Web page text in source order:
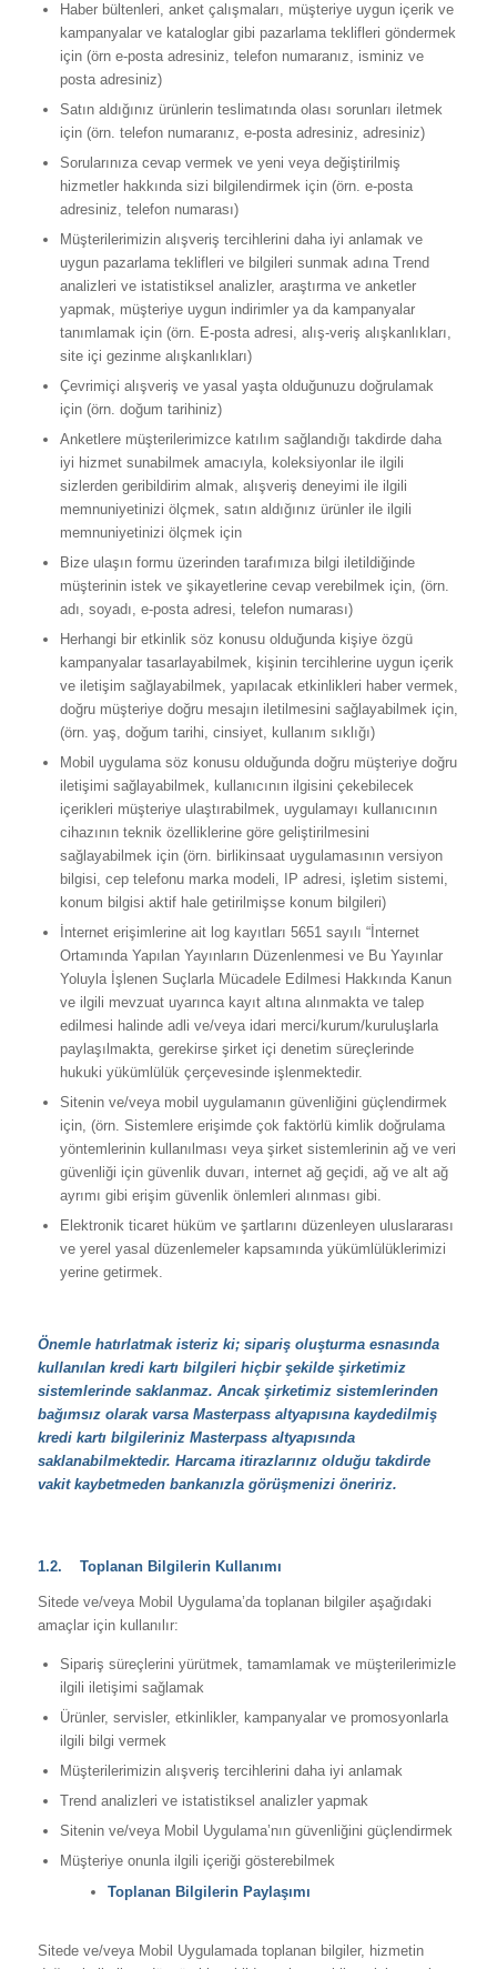
Haber bültenleri, anket çalışmaları, müşteriye uygun içerik ve
kampanyalar ve kataloglar gibi pazarlama teklifleri göndermek
için (örn e-posta adresiniz, telefon numaranız, isminiz ve
posta adresiniz)
Satın aldığınız ürünlerin teslimatında olası sorunları iletmek
için (örn. telefon numaranız, e-posta adresiniz, adresiniz)
Sorularınıza cevap vermek ve yeni veya değiştirilmiş
hizmetler hakkında sizi bilgilendirmek için (örn. e-posta
adresiniz, telefon numarası)
Müşterilerimizin alışveriş tercihlerini daha iyi anlamak ve
uygun pazarlama teklifleri ve bilgileri sunmak adına Trend
analizleri ve istatistiksel analizler, araştırma ve anketler
yapmak, müşteriye uygun indirimler ya da kampanyalar
tanımlamak için (örn. E-posta adresi, alış-veriş alışkanlıkları,
site içi gezinme alışkanlıkları)
Çevrimiçi alışveriş ve yasal yaşta olduğunuzu doğrulamak
için (örn. doğum tarihiniz)
Anketlere müşterilerimizce katılım sağlandığı takdirde daha
iyi hizmet sunabilmek amacıyla, koleksiyonlar ile ilgili
sizlerden geribildirim almak, alışveriş deneyimi ile ilgili
memnuniyetinizi ölçmek, satın aldığınız ürünler ile ilgili
memnuniyetinizi ölçmek için
Bize ulaşın formu üzerinden tarafımıza bilgi iletildiğinde
müşterinin istek ve şikayetlerine cevap verebilmek için, (örn.
adı, soyadı, e-posta adresi, telefon numarası)
Herhangi bir etkinlik söz konusu olduğunda kişiye özgü
kampanyalar tasarlayabilmek, kişinin tercihlerine uygun içerik
ve iletişim sağlayabilmek, yapılacak etkinlikleri haber vermek,
doğru müşteriye doğru mesajın iletilmesini sağlayabilmek için,
(örn. yaş, doğum tarihi, cinsiyet, kullanım sıklığı)
Mobil uygulama söz konusu olduğunda doğru müşteriye doğru
iletişimi sağlayabilmek, kullanıcının ilgisini çekebilecek
içerikleri müşteriye ulaştırabilmek, uygulamayı kullanıcının
cihazının teknik özelliklerine göre geliştirilmesini
sağlayabilmek için (örn. birlikinsaat uygulamasının versiyon
bilgisi, cep telefonu marka modeli, IP adresi, işletim sistemi,
konum bilgisi aktif hale getirilmişse konum bilgileri)
İnternet erişimlerine ait log kayıtları 5651 sayılı “İnternet
Ortamında Yapılan Yayınların Düzenlenmesi ve Bu Yayınlar
Yoluyla İşlenen Suçlarla Mücadele Edilmesi Hakkında Kanun
ve ilgili mevzuat uyarınca kayıt altına alınmakta ve talep
edilmesi halinde adli ve/veya idari merci/kurum/kuruluşlarla
paylaşılmakta, gerekirse şirket içi denetim süreçlerinde
hukuki yükümlülük çerçevesinde işlenmektedir.
Sitenin ve/veya mobil uygulamanın güvenliğini güçlendirmek
için, (örn. Sistemlere erişimde çok faktörlü kimlik doğrulama
yöntemlerinin kullanılması veya şirket sistemlerinin ağ ve veri
güvenliği için güvenlik duvarı, internet ağ geçidi, ağ ve alt ağ
ayrımı gibi erişim güvenlik önlemleri alınması gibi.
Elektronik ticaret hüküm ve şartlarını düzenleyen uluslararası
ve yerel yasal düzenlemeler kapsamında yükümlülüklerimizi
yerine getirmek.
Önemle hatırlatmak isteriz ki; sipariş oluşturma esnasında
kullanılan kredi kartı bilgileri hiçbir şekilde şirketimiz
sistemlerinde saklanmaz. Ancak şirketimiz sistemlerinden
bağımsız olarak varsa Masterpass altyapısına kaydedilmiş
kredi kartı bilgileriniz Masterpass altyapısında
saklanabilmektedir. Harcama itirazlarınız olduğu takdirde
vakit kaybetmeden bankanızla görüşmenizi öneririz.
1.2. Toplanan Bilgilerin Kullanımı
Sitede ve/veya Mobil Uygulama’da toplanan bilgiler aşağıdaki
amaçlar için kullanılır:
Sipariş süreçlerini yürütmek, tamamlamak ve müşterilerimizle
ilgili iletişimi sağlamak
Ürünler, servisler, etkinlikler, kampanyalar ve promosyonlarla
ilgili bilgi vermek
Müşterilerimizin alışveriş tercihlerini daha iyi anlamak
Trend analizleri ve istatistiksel analizler yapmak
Sitenin ve/veya Mobil Uygulama’nın güvenliğini güçlendirmek
Müşteriye onunla ilgili içeriği gösterebilmek
Toplanan Bilgilerin Paylaşımı
Sitede ve/veya Mobil Uygulamada toplanan bilgiler, hizmetin